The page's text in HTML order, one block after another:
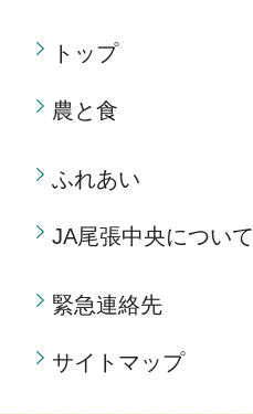
トップ
農と食
ふれあい
JA尾張中央について
緊急連絡先
サイトマップ